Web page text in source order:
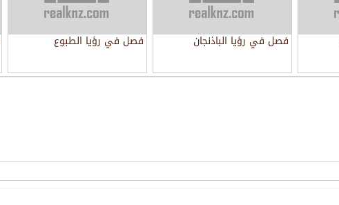
فصل في رؤيا الباذنجان فصل في رؤيا الطبوع